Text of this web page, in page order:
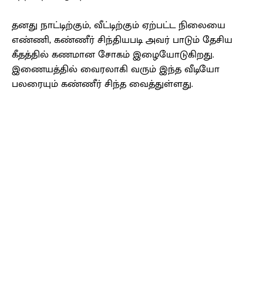
தனது நாட்டிற்கும், வீட்டிற்கும் ஏற்பட்ட நிலையை
எண்ணி, கண்ணீர் சிந்தியபடி அவர் பாடும் தேசிய
கீதத்தில் கணமான சோகம் இழையோடுகிறது.
இணையத்தில் வைரலாகி வரும் இந்த வீடியோ
பலரையும் கண்ணீர் சிந்த வைத்துள்ளது.